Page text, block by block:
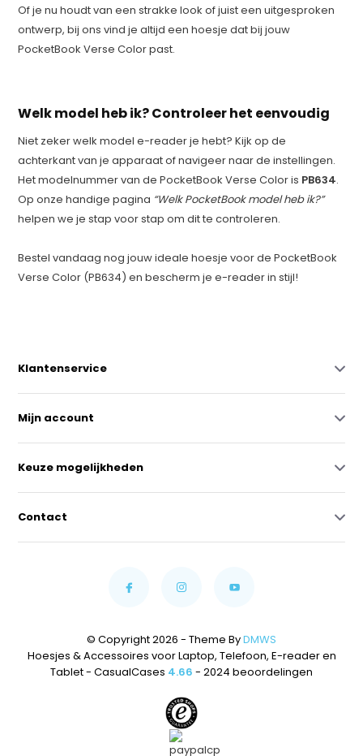
Of je nu houdt van een strakke look of juist een uitgesproken
ontwerp, bij ons vind je altijd een hoesje dat bij jouw
PocketBook Verse Color past.
Welk model heb ik? Controleer het eenvoudig
Niet zeker welk model e-reader je hebt? Kijk op de
achterkant van je apparaat of navigeer naar de instellingen.
Het modelnummer van de PocketBook Verse Color is PB634.
Op onze handige pagina “Welk PocketBook model heb ik?”
helpen we je stap voor stap om dit te controleren.
Bestel vandaag nog jouw ideale hoesje voor de PocketBook
Verse Color (PB634) en bescherm je e-reader in stijl!
Klantenservice
Mijn account
Keuze mogelijkheden
Contact
© Copyright 2026 - Theme ByDMWS
Hoesjes & Accessoires voor Laptop, Telefoon, E-reader en
Tablet - CasualCases 4.66 - 2024 beoordelingen